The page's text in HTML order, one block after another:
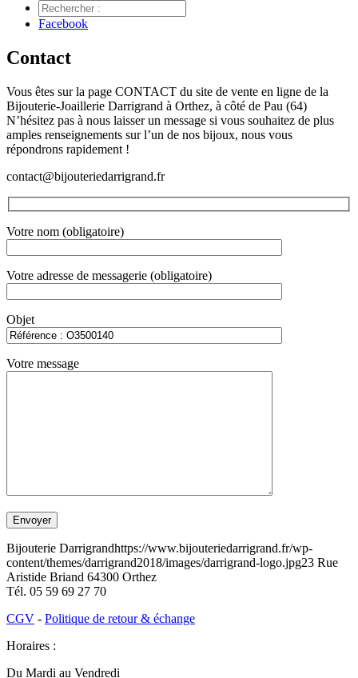
Facebook
Contact
Vous êtes sur la page CONTACT du site de vente en ligne de la
Bijouterie-Joaillerie Darrigrand à Orthez, à côté de Pau (64)
N’hésitez pas à nous laisser un message si vous souhaitez de plus
amples renseignements sur l’un de nos bijoux, nous vous
répondrons rapidement !
contact@bijouteriedarrigrand.fr
Votre nom (obligatoire)
Votre adresse de messagerie (obligatoire)
Objet
Votre message
Bijouterie Darrigrandhttps://www.bijouteriedarrigrand.fr/wp-
content/themes/darrigrand2018/images/darrigrand-logo.jpg23 Rue
Aristide Briand 64300 Orthez
Tél. 05 59 69 27 70
CGV - Politique de retour & échange
Horaires :
Du Mardi au Vendredi